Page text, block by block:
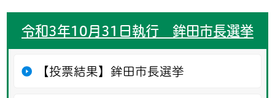
令和3年10月31日執行 鉾田市長選挙
【投票結果】鉾田市長選挙